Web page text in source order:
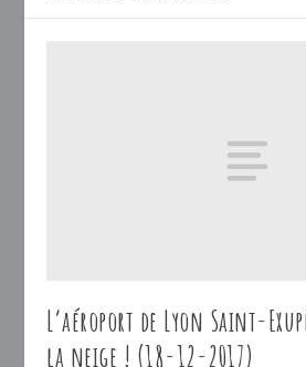
L’aéroport de Lyon Saint-
la neige ! (18-12-2017)